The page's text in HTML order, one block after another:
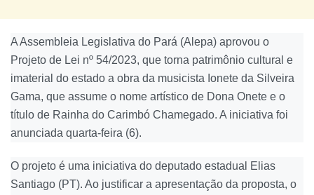
A Assembleia Legislativa do Pará (Alepa) aprovou o
Projeto de Lei nº 54/2023, que torna patrimônio cultural e
imaterial do estado a obra da musicista Ionete da Silveira
Gama, que assume o nome artístico de Dona Onete e o
título de Rainha do Carimbó Chamegado. A iniciativa foi
anunciada quarta-feira (6).
O projeto é uma iniciativa do deputado estadual Elias
Santiago (PT). Ao justificar a apresentação da proposta, o